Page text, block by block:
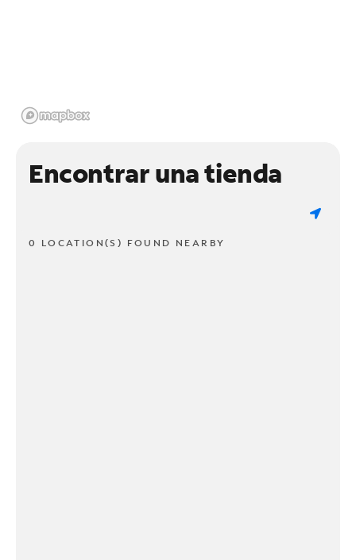
Encontrar una tienda
0 LOCATION(S) FOUND NEARBY